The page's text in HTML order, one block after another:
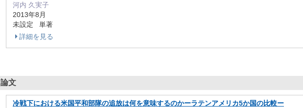
河内 久実子
2013年8月
未設定 単著
詳細を見る
論文
冷戦下における米国平和部隊の追放は何を意味するのかーラテンアメリカ5か国の比較ー